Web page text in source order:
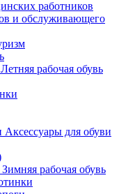
работников
и обслуживающего
Летняя рабочая обувь
Аксессуары для обуви
Зимняя рабочая обувь